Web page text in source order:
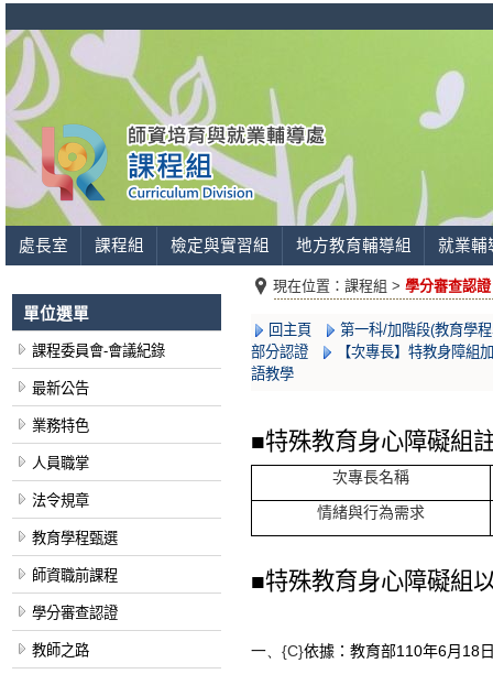
處長室 課程組 檢定與實習組 地方教育輔導組 就業輔
單位選單
課程委員會-會議紀錄
最新公告
業務特色
人員職掌
法令規章
教育學程甄選
師資職前課程
學分審查認證
教師之路
現在位置： 課程組 > 學分審查認證
回主頁
第一科/加階段(教育學
部分認證
【次專長】特教身障組
語教學
■特殊教育身心障礙組
次專長名稱
情緒與行為需求
■特殊教育身心障礙組
一、{C}依據：教育部110年6月 18